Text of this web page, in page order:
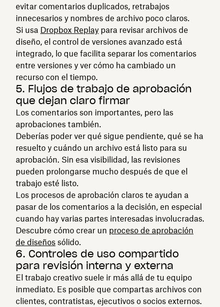
evitar comentarios duplicados, retrabajos
innecesarios y nombres de archivo poco claros.
Si usa Dropbox Replay para revisar archivos de
diseño, el control de versiones avanzado está
integrado, lo que facilita separar los comentarios
entre versiones y ver cómo ha cambiado un
recurso con el tiempo.
5. Flujos de trabajo de aprobación
que dejan claro firmar
Los comentarios son importantes, pero las
aprobaciones también.
Deberías poder ver qué sigue pendiente, qué se ha
resuelto y cuándo un archivo está listo para su
aprobación. Sin esa visibilidad, las revisiones
pueden prolongarse mucho después de que el
trabajo esté listo.
Los procesos de aprobación claros te ayudan a
pasar de los comentarios a la decisión, en especial
cuando hay varias partes interesadas involucradas.
Descubre cómo crear un proceso de aprobación
de diseños sólido.
6. Controles de uso compartido
para revisión interna y externa
El trabajo creativo suele ir más allá de tu equipo
inmediato. Es posible que compartas archivos con
clientes, contratistas, ejecutivos o socios externos.